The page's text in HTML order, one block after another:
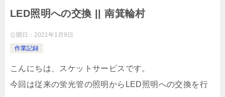
LED照明への交換 || 南箕輪村
公開日： 2021年1月9日
作業記録
こんにちは、スケットサービスです。
今回は従来の蛍光管の照明からLED照明への交換を行